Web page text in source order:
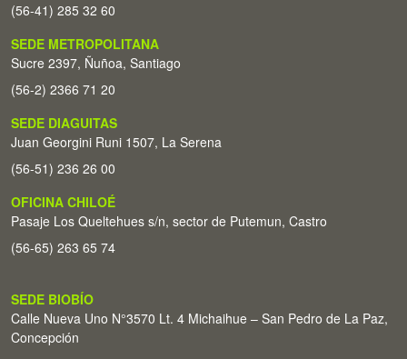
(56-41) 285 32 60
SEDE METROPOLITANA
Sucre 2397, Ñuñoa, Santiago
(56-2) 2366 71 20
SEDE DIAGUITAS
Juan Georgini Runi 1507, La Serena
(56-51) 236 26 00
OFICINA CHILOÉ
Pasaje Los Queltehues s/n, sector de Putemun, Castro
(56-65) 263 65 74
SEDE BIOBÍO
Calle Nueva Uno N°3570 Lt. 4 Michaihue – San Pedro de La Paz,
Concepción